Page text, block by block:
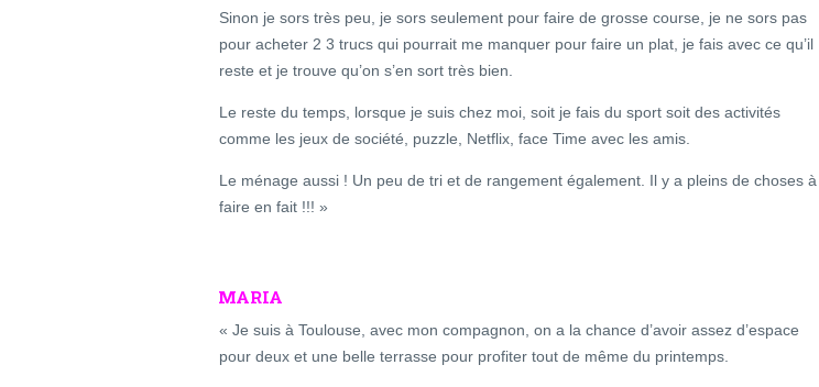
Sinon je sors très peu, je sors seulement pour faire de grosse course, je ne sors pas
pour acheter 2 3 trucs qui pourrait me manquer pour faire un plat, je fais avec ce qu’il
reste et je trouve qu’on s’en sort très bien.
Le reste du temps, lorsque je suis chez moi, soit je fais du sport soit des activités
comme les jeux de société, puzzle, Netflix, face Time avec les amis.
Le ménage aussi ! Un peu de tri et de rangement également. Il y a pleins de choses à
faire en fait !!! »
MARIA
« Je suis à Toulouse, avec mon compagnon, on a la chance d’avoir assez d’espace
pour deux et une belle terrasse pour profiter tout de même du printemps.